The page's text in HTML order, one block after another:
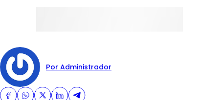
Por Administrador